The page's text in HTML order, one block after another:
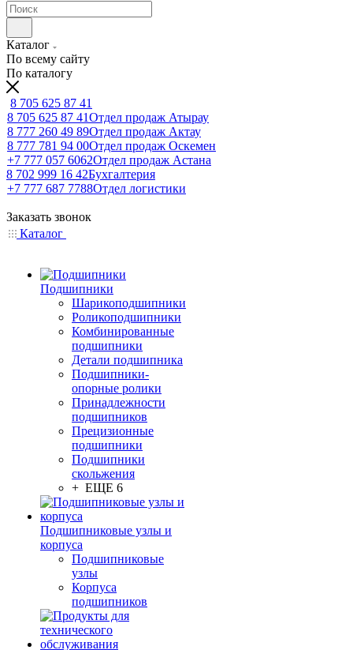
Каталог
По всему сайту
По каталогу
8 705 625 87 41
8 705 625 87 41Отдел продаж Атырау
8 777 260 49 89Отдел продаж Актау
8 777 781 94 00Отдел продаж Оскемен
+7 777 057 6062Отдел продаж Астана
8 702 999 16 42Бухгалтерия
+7 777 687 7788Отдел логистики
Заказать звонок
Каталог
Подшипники
Шарикоподшипники
Роликоподшипники
Комбинированные
подшипники
Детали подшипника
Подшипники-
опорные ролики
Принадлежности
подшипников
Прецизионные
подшипники
Подшипники
скольжения
+ ЕЩЕ 6
Подшипниковые узлы и
корпуса
Подшипниковые
узлы
Корпуса
подшипников